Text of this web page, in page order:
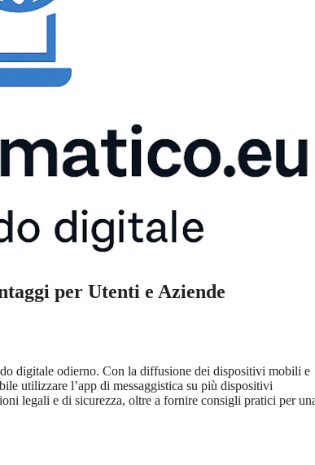
per Utenti e Aziende
digitale odierno. Con la diffusione dei dispositivi mobili e
utilizzare l’app di messaggistica su più dispositivi
legali e di sicurezza, oltre a fornire consigli pratici per